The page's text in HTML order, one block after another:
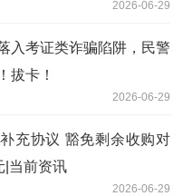
2026-06-29
入考证类诈骗陷阱，民警
拔卡！
2026-06-29
充协议 豁免剩余收购对
|当前资讯
2026-06-29